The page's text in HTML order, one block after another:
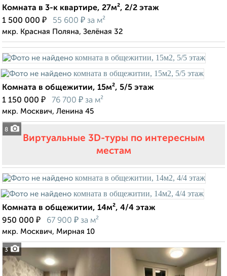
Комната в 3-к квартире, 27м², 2/2 этаж
1 500 000 ₽ 55 600 ₽ за м²
мкр. Красная Поляна, Зелёная 32
8
Комната в общежитии, 15м², 5/5 этаж
1 150 000 ₽ 76 700 ₽ за м²
мкр. Москвич, Ленина 45
Виртуальные 3D-туры по интересным
местам
3
Комната в общежитии, 14м², 4/4 этаж
950 000 ₽ 67 900 ₽ за м²
мкр. Москвич, Мирная 10